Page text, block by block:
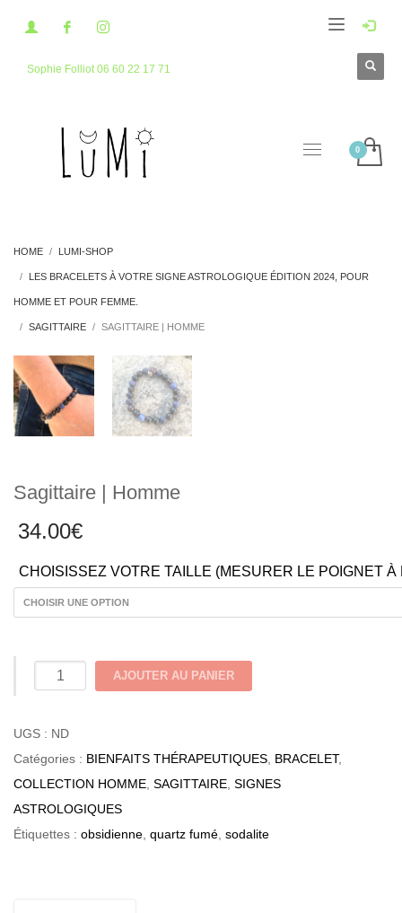
Sophie Folliot 06 60 22 17 71
HOME LUMI-SHOP
LES BRACELETS À VOTRE SIGNE ASTROLOGIQUE ÉDITION 2024, POUR
HOMME ET POUR FEMME.
SAGITTAIRE SAGITTAIRE | HOMME
Sagittaire | Homme
34.00€
CHOISISSEZ VOTRE TAILLE (MESURER LE POIGNET À
quantité
AJOUTER AU PANIER
UGS : ND
Catégories : BIENFAITS THÉRAPEUTIQUES, BRACELET,
COLLECTION HOMME, SAGITTAIRE, SIGNES
ASTROLOGIQUES
Étiquettes : obsidienne, quartz fumé, sodalite